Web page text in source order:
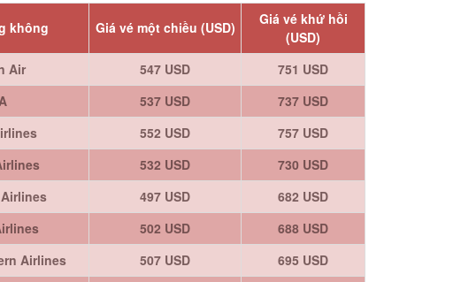
không Giá vé một chiều (USD)
Giá vé khứ hồi
(USD)
Air 547 USD
751 USD
537 USD
737 USD
552 USD
757 USD
532 USD
730 USD
497 USD
682 USD
502 USD
688 USD
Airlines
507 USD
695 USD